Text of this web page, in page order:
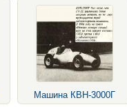
Машина КВН-3000Г